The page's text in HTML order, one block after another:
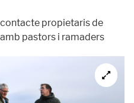
propietaris de
pastors i ramaders